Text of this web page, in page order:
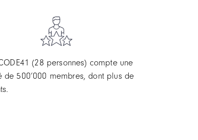
(28 personnes) compte une
de 500’000 membres, dont plus de